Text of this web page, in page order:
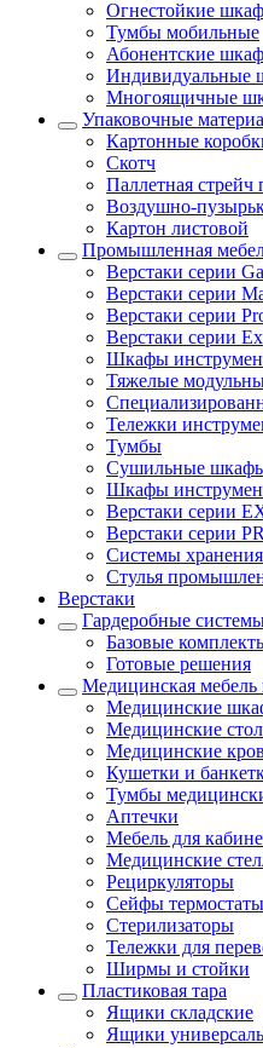
Огнестойкие
Тумбы мобильные
Абонентские
Индивидуальные
Многоящичные
Упаковочные
Картонные
Скотч
Паллетная стрейч
Воздушно-
Картон листовой
Промышленная
Верстаки серии
Верстаки серии
Верстаки серии
Верстаки серии
Шкафы
Тяжелые
Тележки
Тумбы
Cушильные
Шкафы
Верстаки серии
Верстаки серии
Системы
Стулья
Верстаки
Гардеробные
Базовые
Готовые решения
Медицинская мебель
Медицинские
Медицинские
Медицинские
Кушетки и
Тумбы
Аптечки
Мебель для
Медицинские
Рециркуляторы
Сейфы термостаты
Стерилизаторы
Тележки для
Ширмы и стойки
Пластиковая тара
Ящики складские
Ящики